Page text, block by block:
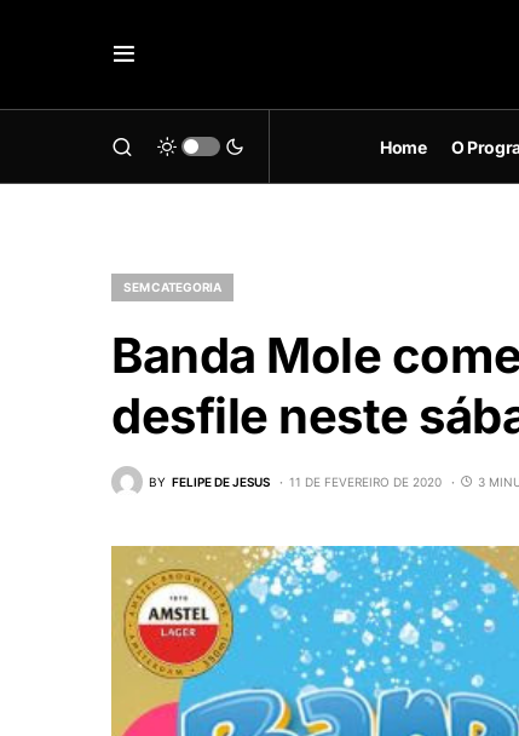
Home O
SEM CATEGORIA
Banda Mole
desfile neste
BY FELIPE DE JESUS 11 DE FEVEREIRO DE 2020 3